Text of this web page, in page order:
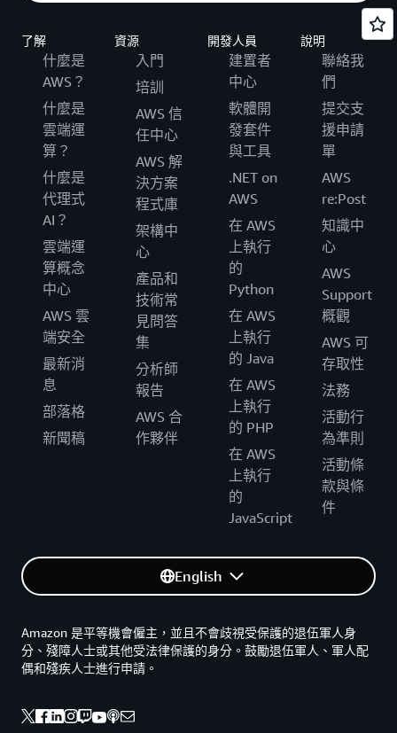
了解
什麼是
AWS？
什麼是
雲端運
算？
什麼是
代理式
AI？
雲端運
算概念
中心
AWS 雲
端安全
最新消
息
部落格
新聞稿
資源
入門
培訓
AWS 信
任中心
AWS 解
決方案
程式庫
架構中
心
產品和
技術常
見問答
集
分析師
報告
AWS 合
作夥伴
開發人員
建置者
中心
軟體開
發套件
與工具
.NET on
AWS
在 AWS
上執行
的
Python
在 AWS
上執行
的 Java
在 AWS
上執行
的 PHP
在 AWS
上執行
的
JavaScript
說明
聯絡我
們
提交支
援申請
單
AWS
re:Post
知識中
心
AWS
Support
概觀
AWS 可
存取性
法務
活動行
為準則
活動條
款與條
件
English
Amazon 是平等機會僱主，並且不會歧視受保護的退伍軍人身
分、殘障人士或其他受法律保護的身分。鼓勵退伍軍人、軍人配
偶和殘疾人士進行申請。